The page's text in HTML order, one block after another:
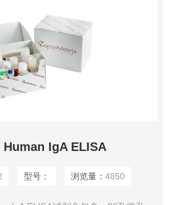
IgA ELISA
型号： 浏览量： 4850